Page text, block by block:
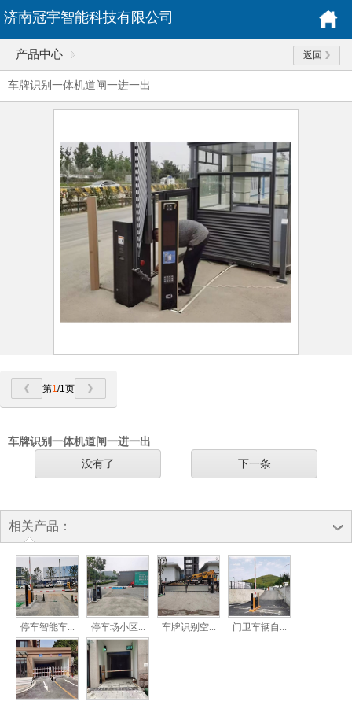
济南冠宇智能科技有限公司
产品中心 返回
车牌识别一体机道闸一进一出
第1/1页
车牌识别一体机道闸一进一出
没有了 下一条
相关产品：
停车智能车... 停车场小区... 车牌识别空... 门卫车辆自...